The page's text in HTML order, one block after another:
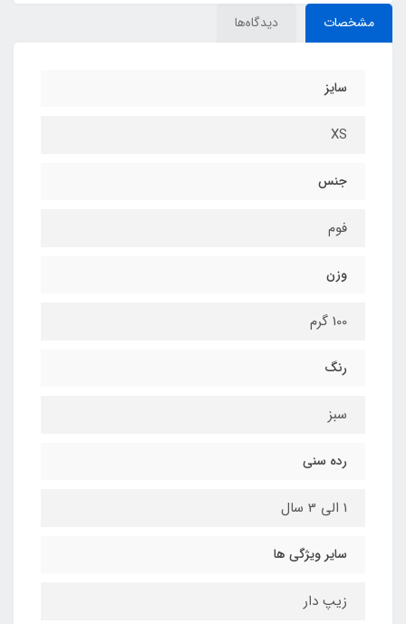
مشخصات دیدگاه‌ها
سایز
XS
جنس
فوم
وزن
100 گرم
رنگ
سبز
رده سنی
1 الی 3 سال
سایر ویژگی ها
زیپ دار